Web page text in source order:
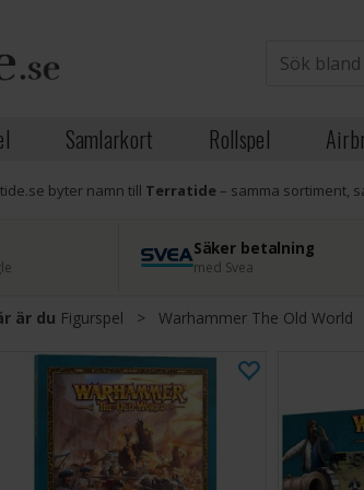
Samlarkort Rollspel
byter namn till Terratide– samma sortiment,
Säker betalning
med Svea
är du Figurspel > Warhammer The Old World